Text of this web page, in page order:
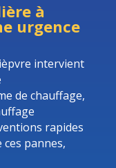
à
urgence
intervient
de chauffage,
rapides
pannes,